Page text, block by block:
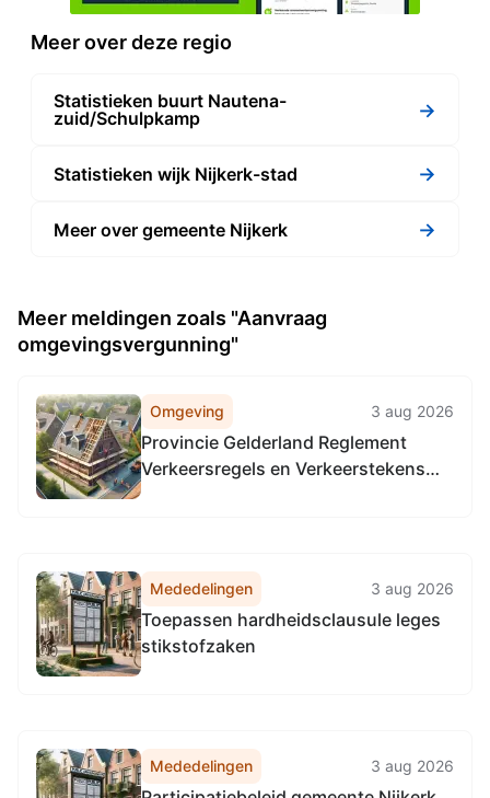
Meer over deze regio
Statistieken buurt Nautena-
zuid/Schulpkamp
→
Statistieken wijk Nijkerk-stad →
Meer over gemeente Nijkerk →
Meer meldingen zoals "Aanvraag
omgevingsvergunning"
Omgeving 3 aug 2026
Provincie Gelderland Reglement
Verkeersregels en Verkeerstekens
Mededelingen 3 aug 2026
Toepassen hardheidsclausule leges
stikstofzaken
Mededelingen 3 aug 2026